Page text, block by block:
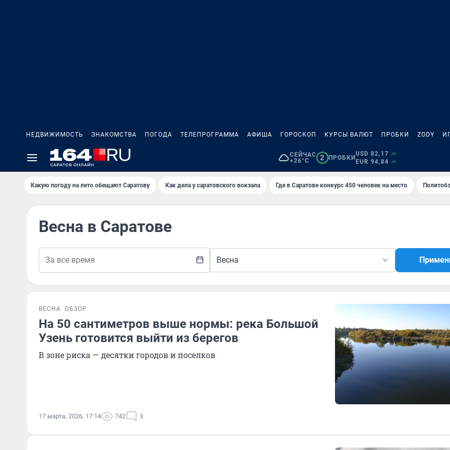
НЕДВИЖИМОСТЬ ЗНАКОМСТВА ПОГОДА ТЕЛЕПРОГРАММА АФИША ГОРОСКОП КУРСЫ ВАЛЮТ ПРОБКИ ZODY
СЕЙЧАС
+26°C
2 ПРОБКИ
USD 82,17
EUR 94,84
Какую погоду на лето обещают Саратову Как дела у саратовского вокзала Где в Саратове конкурс 450 человек на место
Весна в Саратове
Весна
ВЕСНА ОБЗОР
На 50 сантиметров выше нормы: река Большой
Узень готовится выйти из берегов
В зоне риска — десятки городов и поселков
17 марта, 2026, 17:14 742 3